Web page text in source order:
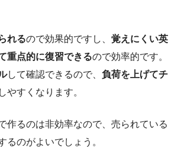
れるので効果的ですし、 覚えにくい英
重点的に復習できるので効率的です。
して確認できるので、 負荷を上げてチ
やすくなります。
作るのは非効率なので、売られている
るのがよいでしょう。